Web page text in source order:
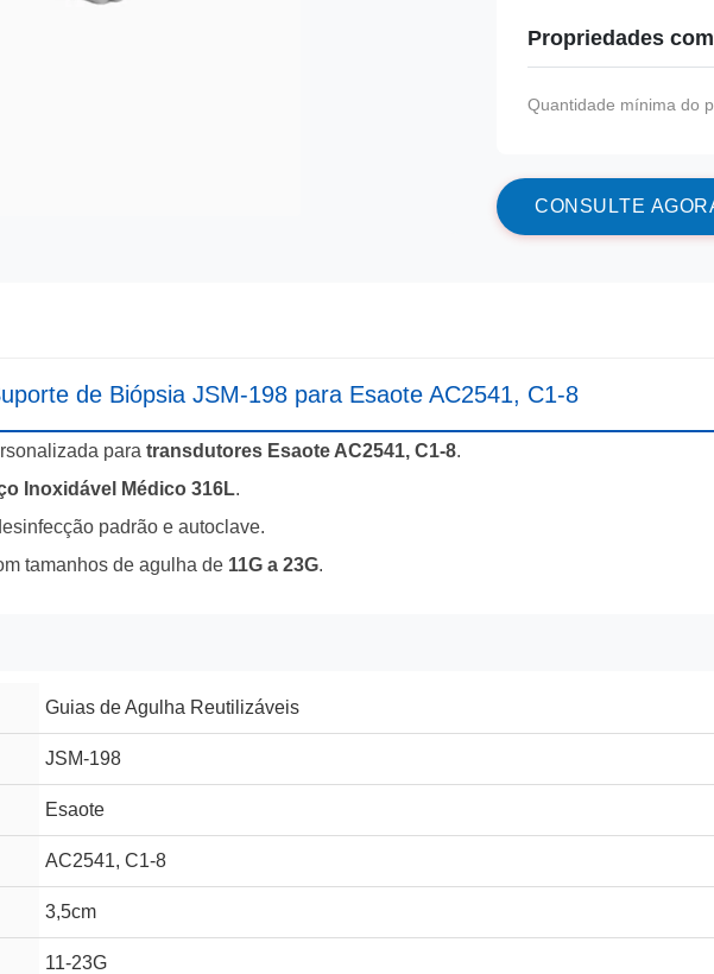
Propriedades
Quantidade mínima do
CON SU LTE AGOR
de Biópsia JSM-198 para Esaote AC2541, C1-8
para transdutores Esaote AC2541, C1-8.
Inoxidável Médico 316L.
padrão e autoclave.
tamanhos de agulha de 11G a 23G.
Guias de Agulha Reutilizáveis
JSM-198
Esaote
AC2541, C1-8
3,5cm
11-23G